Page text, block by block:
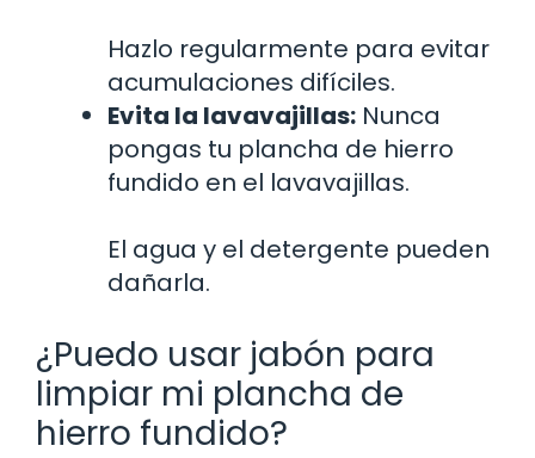
Hazlo regularmente para evitar
acumulaciones difíciles.
Evita la lavavajillas: Nunca
pongas tu plancha de hierro
fundido en el lavavajillas.
El agua y el detergente pueden
dañarla.
¿Puedo usar jabón para
limpiar mi plancha de
hierro fundido?